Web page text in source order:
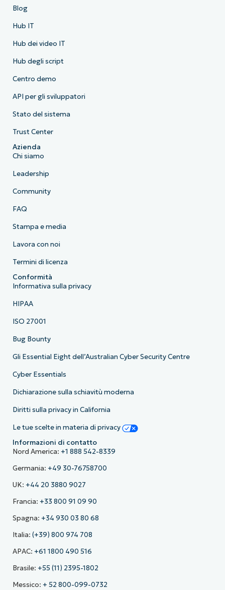
Blog
Hub IT
Hub dei video IT
Hub degli script
Centro demo
API per gli sviluppatori
Stato del sistema
Trust Center
Azienda
Chi siamo
Leadership
Community
FAQ
Stampa e media
Lavora con noi
Termini di licenza
Conformità
Informativa sulla privacy
HIPAA
ISO 27001
Bug Bounty
Gli Essential Eight dell’Australian Cyber Security Centre
Cyber Essentials
Dichiarazione sulla schiavitù moderna
Diritti sulla privacy in California
Le tue scelte in materia di privacy
Informazioni di contatto
Nord America: +1 888 542-8339
Germania: +49 30-76758700
UK: +44 20 3880 9027
Francia: +33 800 91 09 90
Spagna: +34 930 03 80 68
Italia: (+39) 800 974 708
APAC: +61 1800 490 516
Brasile: +55 (11) 2395-1802
Messico: + 52 800-099-0732